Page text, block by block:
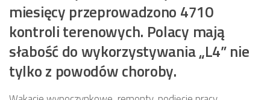
miesięcy przeprowadzono 4710
kontroli terenowych. Polacy mają
słabość do wykorzystywania „L4” nie
tylko z powodów choroby.